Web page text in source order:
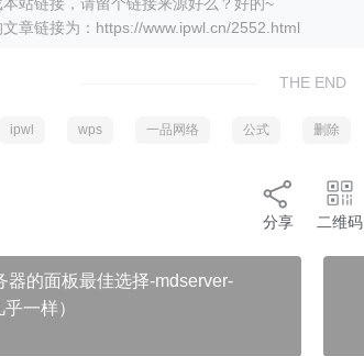
章链接为：https://www.ipwl.cn/2552.html
THE END
ipwl wps 一品网络 公式 删除
分享 二维码
器的面板最佳选择-mdserver-
一样）